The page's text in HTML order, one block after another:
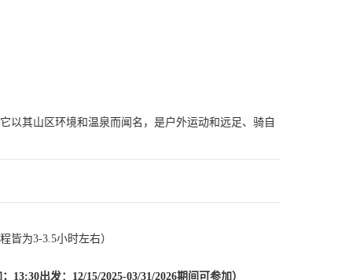
以其山区环境和温泉而闻名，是户外运动和远足、骑自
皆为3-3.5小时左右）
13:30出发：12/15/2025-03/31/2026期间可参加）